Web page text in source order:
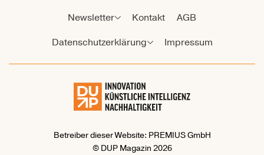
Newsletter
Kontakt
AGB
Datenschutzerklärung
Impressum
Betreiber dieser Website: PREMIUS GmbH
© DUP Magazin 2026